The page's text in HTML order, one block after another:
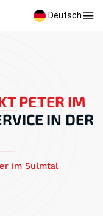
Deutsch
PETER IM
IN DER
im Sulmtal